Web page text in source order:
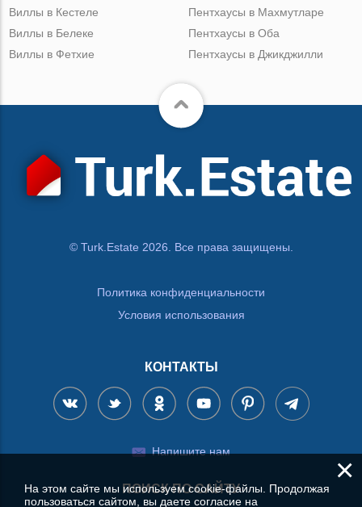
Виллы в Кестеле
Виллы в Белеке
Виллы в Фетхие
Пентхаусы в Махмутларе
Пентхаусы в Оба
Пентхаусы в Джикджилли
© Turk.Estate 2026. Все права защищены.
Политика конфиденциальности
Условия использования
КОНТАКТЫ
Напишите нам
ПОИСК ПО САЙТУ
×
На этом сайте мы используем cookie-файлы. Продолжая
пользоваться сайтом, вы даете согласие на